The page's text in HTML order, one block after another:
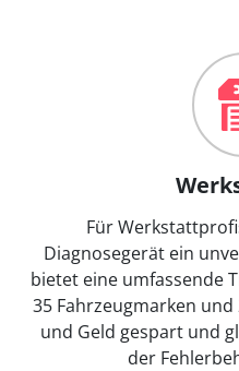
Für
Diagnosegerät ein
bietet eine umfassende
35 Fahrzeugmarken
und Geld gespart und
der